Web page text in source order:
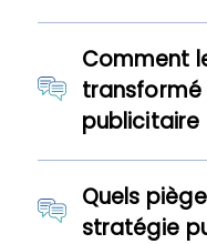
Comment
publicitaire
Quels
stratégie